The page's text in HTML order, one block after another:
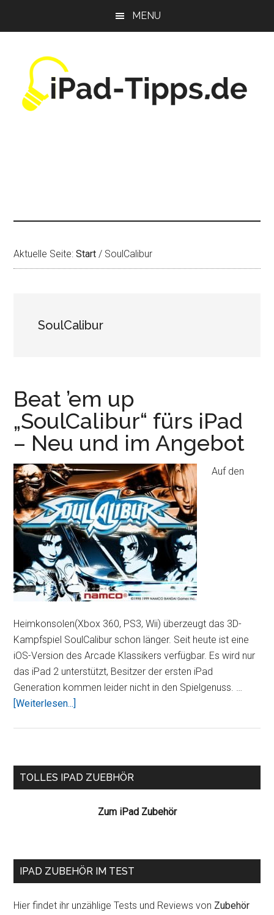
MENU
Aktuelle Seite:Start / SoulCalibur
SoulCalibur
Beat ’em up
„SoulCalibur“ fürs iPad
– Neu und im Angebot
Auf den
Heimkonsolen(Xbox 360, PS3, Wii) überzeugt das 3D-
Kampfspiel SoulCalibur schon länger. Seit heute ist eine
iOS-Version des Arcade Klassikers verfügbar. Es wird nur
das iPad 2 unterstützt, Besitzer der ersten iPad
Generation kommen leider nicht in den Spielgenuss. …
[Weiterlesen...]
fürs
iPad
Angebot
Seitenspalte
TOLLES IPAD ZUEBHÖR
Zum iPad Zubehör
IPAD ZUBEHÖR IM TEST
Hier findet ihr unzählige Tests und Reviews von Zubehör